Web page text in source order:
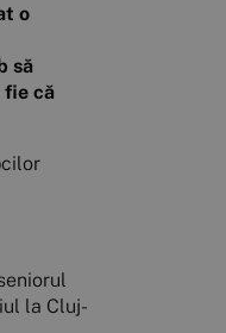
o
să
că
la Cluj-